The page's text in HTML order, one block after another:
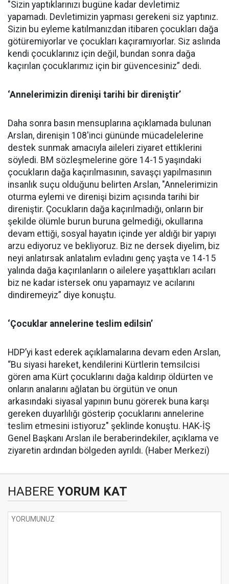
"Sizin yaptıklarınızı bugüne kadar devletimiz
yapamadı. Devletimizin yapması gerekeni siz yaptınız.
Sizin bu eyleme katılmanızdan itibaren çocukları dağa
götüremiyorlar ve çocukları kaçıramıyorlar. Siz aslında
kendi çocuklarınız için değil, bundan sonra dağa
kaçırılan çocuklarımız için bir güvencesiniz” dedi.
‘Annelerimizin direnişi tarihi bir direniştir’
Daha sonra basın mensuplarına açıklamada bulunan
Arslan, direnişin 108'inci gününde mücadelelerine
destek sunmak amacıyla aileleri ziyaret ettiklerini
söyledi. BM sözleşmelerine göre 14-15 yaşındaki
çocukların dağa kaçırılmasının, savaşçı yapılmasının
insanlık suçu olduğunu belirten Arslan, "Annelerimizin
oturma eylemi ve direnişi bizim açısında tarihi bir
direniştir. Çocukların dağa kaçırılmadığı, onların bir
şekilde ölümle burun buruna gelmediği, okullarına
devam ettiği, sosyal hayatın içinde yer aldığı bir yapıyı
arzu ediyoruz ve bekliyoruz. Biz ne dersek diyelim, biz
neyi anlatırsak anlatalım evladını genç yaşta ve 14-15
yalında dağa kaçırılanların o ailelere yaşattıkları acıları
biz ne kadar istersek onu yapamayız ve acılarını
dindiremeyiz” diye konuştu.
‘Çocuklar annelerine teslim edilsin’
HDP’yi kast ederek açıklamalarına devam eden Arslan,
“Bu siyasi hareket, kendilerini Kürtlerin temsilcisi
gören ama Kürt çocuklarını dağa kaldırıp öldürten ve
onların analarını ağlatan bu örgütün ve onun
arkasındaki siyasal yapının bunu görerek buna karşı
gereken duyarlılığı gösterip çocuklarını annelerine
teslim etmesini istiyoruz" şeklinde konuştu. HAK-İŞ
Genel Başkanı Arslan ile beraberindekiler, açıklama ve
ziyaretin ardından bölgeden ayrıldı. (Haber Merkezi)
HABERE YORUM KAT